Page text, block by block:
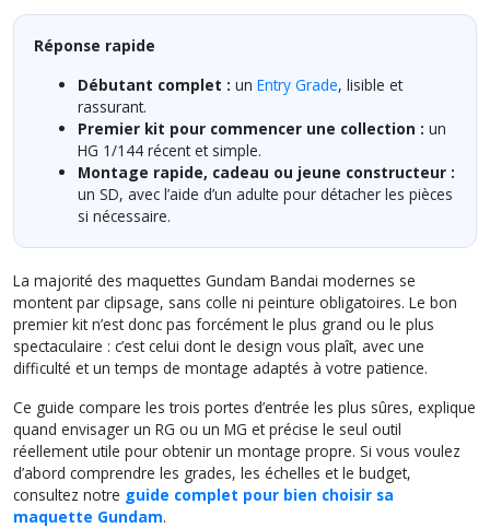
Réponse rapide
Débutant complet : un Entry Grade, lisible et
rassurant.
Premier kit pour commencer une collection : un
HG 1/144 récent et simple.
Montage rapide, cadeau ou jeune constructeur :
un SD, avec l’aide d’un adulte pour détacher les pièces
si nécessaire.
La majorité des maquettes Gundam Bandai modernes se
montent par clipsage, sans colle ni peinture obligatoires. Le bon
premier kit n’est donc pas forcément le plus grand ou le plus
spectaculaire : c’est celui dont le design vous plaît, avec une
difficulté et un temps de montage adaptés à votre patience.
Ce guide compare les trois portes d’entrée les plus sûres, explique
quand envisager un RG ou un MG et précise le seul outil
réellement utile pour obtenir un montage propre. Si vous voulez
d’abord comprendre les grades, les échelles et le budget,
consultez notre guide complet pour bien choisir sa
maquette Gundam.